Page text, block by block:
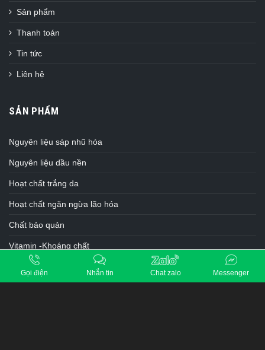
Sản phẩm
Thanh toán
Tin tức
Liên hệ
SẢN PHẨM
Nguyên liệu sáp nhũ hóa
Nguyên liệu dầu nền
Hoạt chất trắng da
Hoạt chất ngăn ngừa lão hóa
Chất bảo quản
Vitamin -Khoáng chất
Chất hoạt động bề mặt -Tạo bọt
Gọi điện Nhắn tin Chat zalo Messenger